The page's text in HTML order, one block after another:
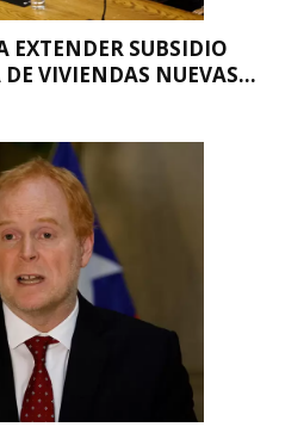
EXTENDER SUBSIDIO
VIVIENDAS NUEVAS...